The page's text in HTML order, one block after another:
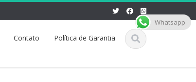
Contato Política de Garantia
Whatsapp